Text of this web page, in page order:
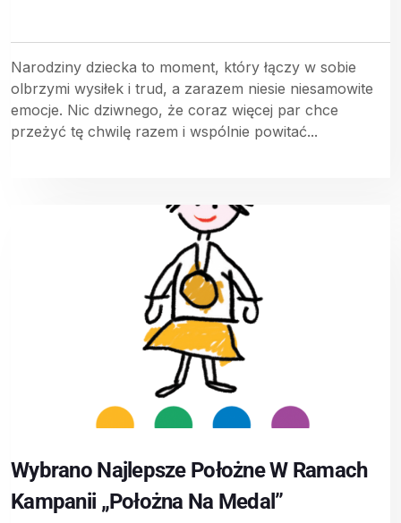
Narodziny dziecka to moment, który łączy w sobie
olbrzymi wysiłek i trud, a zarazem niesie niesamowite
emocje. Nic dziwnego, że coraz więcej par chce
przeżyć tę chwilę razem i wspólnie powitać...
Wybrano Najlepsze Położne W Ramach
Kampanii „Położna Na Medal”